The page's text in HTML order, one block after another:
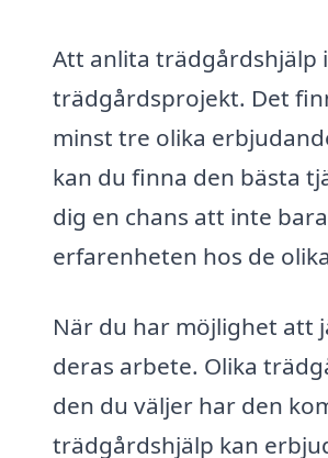
Att anlita trädgårdshjälp
trädgårdsprojekt. Det
minst tre olika
kan du finna den bästa
dig en chans att inte
erfarenheten hos de
När du har möjlighet att
deras arbete. Olika
den du väljer har den
trädgårdshjälp kan